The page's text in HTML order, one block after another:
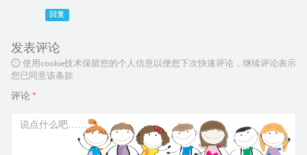
回复
发表评论
使用cookie技术保留您的个人信息以便您下次快速评论，继续评论表示
您已同意该条款
评论 *